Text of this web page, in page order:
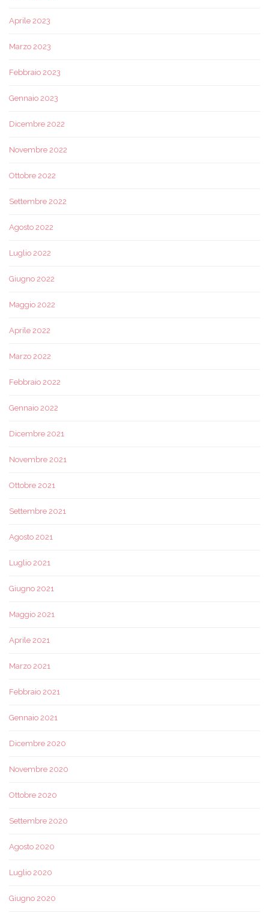
Aprile 2023
Marzo 2023
Febbraio 2023
Gennaio 2023
Dicembre 2022
Novembre 2022
Ottobre 2022
Settembre 2022
Agosto 2022
Luglio 2022
Giugno 2022
Maggio 2022
Aprile 2022
Marzo 2022
Febbraio 2022
Gennaio 2022
Dicembre 2021
Novembre 2021
Ottobre 2021
Settembre 2021
Agosto 2021
Luglio 2021
Giugno 2021
Maggio 2021
Aprile 2021
Marzo 2021
Febbraio 2021
Gennaio 2021
Dicembre 2020
Novembre 2020
Ottobre 2020
Settembre 2020
Agosto 2020
Luglio 2020
Giugno 2020